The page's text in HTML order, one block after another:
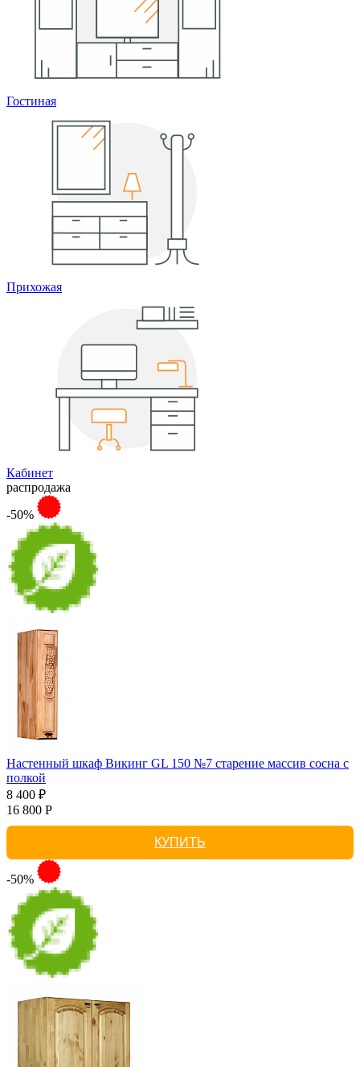
Гостиная
Прихожая
Кабинет
распродажа
-50%
Настенный шкаф Викинг GL 150 №7 старение массив сосна с
полкой
8 400 ₽
16 800 Р
КУПИТЬ
-50%